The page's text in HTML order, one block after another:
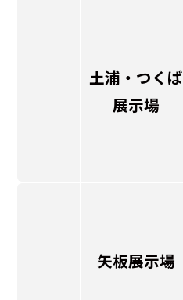
土浦・つくば
展示場
矢板展示場